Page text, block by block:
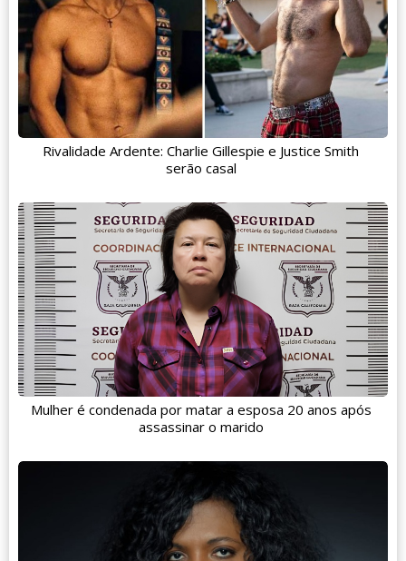
Rivalidade Ardente: Charlie Gillespie e Justice Smith
serão casal
Mulher é condenada por matar a esposa 20 anos após
assassinar o marido